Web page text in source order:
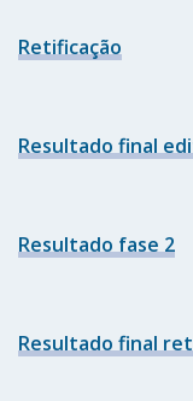
Retificação
Resultado final
Resultado fase 2
Resultado final